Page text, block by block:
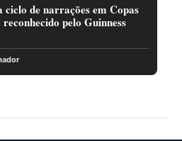
de narrações em Copas
pelo Guinness